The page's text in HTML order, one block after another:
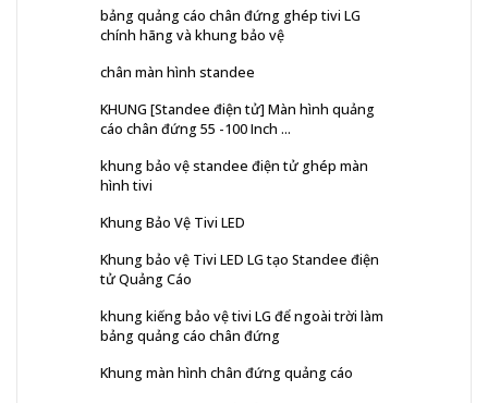
bảng quảng cáo chân đứng ghép tivi LG
chính hãng và khung bảo vệ
chân màn hình standee
KHUNG [Standee điện tử] Màn hình quảng
cáo chân đứng 55 -100 Inch ...
khung bảo vệ standee điện tử ghép màn
hình tivi
Khung Bảo Vệ Tivi LED
Khung bảo vệ Tivi LED LG tạo Standee điện
tử Quảng Cáo
khung kiếng bảo vệ tivi LG để ngoài trời làm
bảng quảng cáo chân đứng
Khung màn hình chân đứng quảng cáo